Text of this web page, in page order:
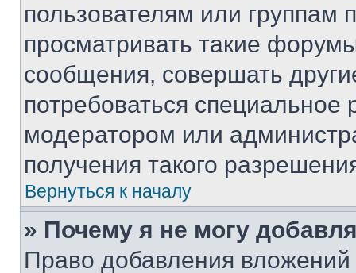
пользователям или группам
просматривать такие
сообщения, совершать
потребоваться
модератором или
получения такого
Вернуться к началу
» Почему я не могу
Право добавления